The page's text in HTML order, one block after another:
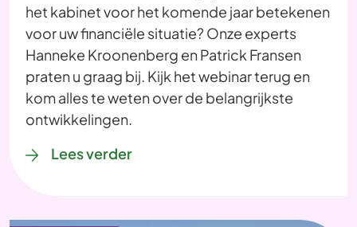
het kabinet voor het komende jaar betekenen
voor uw financiële situatie? Onze experts
Hanneke Kroonenberg en Patrick Fransen
praten u graag bij. Kijk het webinar terug en
kom alles te weten over de belangrijkste
ontwikkelingen.
Lees verder